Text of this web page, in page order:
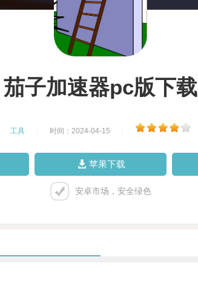
茄子加速器pc版下载
工具 时间：2024-04-15
苹果下载
安卓市场，安全绿色